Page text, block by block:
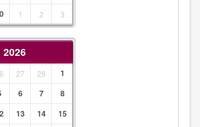
1 2 3
2026
27 28
1
6 7
8
13 14
15